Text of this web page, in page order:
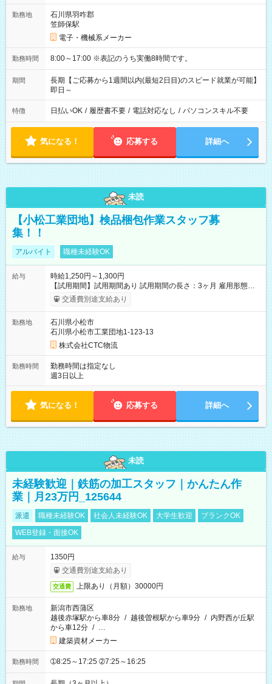
勤務地
石川県羽咋郡
笠師保駅
電子・機械系メーカー
勤務時間 8:00～17:00 ※表記のうち実働8時間です。
期間
長期【ご応募から1週間以内(最短2日目)のスピード就業が可能】
即日～
特徴 日払いOK / 履歴書不要 / 電話対応なし / パソコンスキル不要
気になる！ 応募する 詳細へ
未読
【小松工業団地】検品梱包作業スタッフ募
集！！
アルバイト 職種未経験OK
給与
時給1,250円～1,300円
【試用期間】試用期間あり 試用期間の長さ：3ヶ月 雇用形態、
給与は本採用時と同じです。
交通費別途支給あり
勤務地
石川県小松市
石川県小松市工業団地1-123-13
株式会社CTC物流
勤務時間
勤務時間は指定なし
週3日以上
気になる！ 応募する 詳細へ
未読
未経験歓迎｜鉄筋の加工スタッフ｜かんたん作
業｜月23万円_125644
派遣 職種未経験OK 社会人未経験OK 大学生歓迎
ブランクOK
WEB登録・面接OK
給与
1350円
交通費別途支給あり
交通費 上限あり（月額）30000円
勤務地
新潟市西蒲区
越後赤塚駅から車8分 / 越後曽根駅から車9分 / 内野西が丘駅
から車12分 / …
建築資材メーカー
勤務時間 ➀8:25～17:25 ➁7:25～16:25